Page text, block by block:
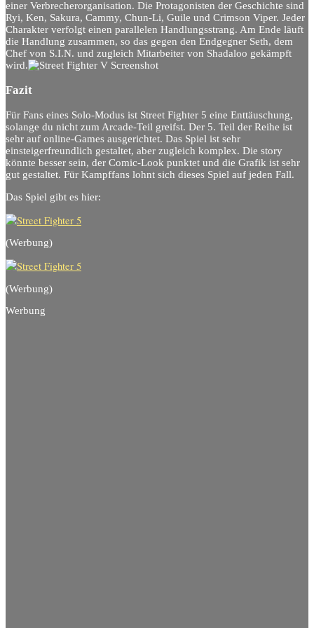
einer Verbrecherorganisation. Die Protagonisten der Geschichte sind
Ryi, Ken, Sakura, Cammy, Chun-Li, Guile und Crimson Viper. Jeder
Charakter verfolgt einen parallelen Handlungsstrang. Am Ende läuft
die Handlung zusammen, so das gegen den Endgegner Seth, dem
Chef von S.I.N. und zugleich Mitarbeiter von Shadaloo gekämpft
wird.
Fazit
Für Fans eines Solo-Modus ist Street Fighter 5 eine Enttäuschung,
solange du nicht zum Arcade-Teil greifst. Der 5. Teil der Reihe ist
sehr auf online-Games ausgerichtet. Das Spiel ist sehr
einsteigerfreundlich gestaltet, aber zugleich komplex. Die story
könnte besser sein, der Comic-Look punktet und die Grafik ist sehr
gut gestaltet. Für Kampffans lohnt sich dieses Spiel auf jeden Fall.
Das Spiel gibt es hier:
(Werbung)
(Werbung)
Werbung